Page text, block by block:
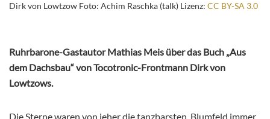
Dirk von Lowtzow Foto: Achim Raschka (talk) Lizenz: CC BY-SA 3.0
Ruhrbarone-Gastautor Mathias Meis über das Buch „Aus
dem Dachsbau“ von Tocotronic-Frontmann Dirk von
Lowtzows.
Die Sterne waren von jeher die tanzbarsten, Blumfeld immer